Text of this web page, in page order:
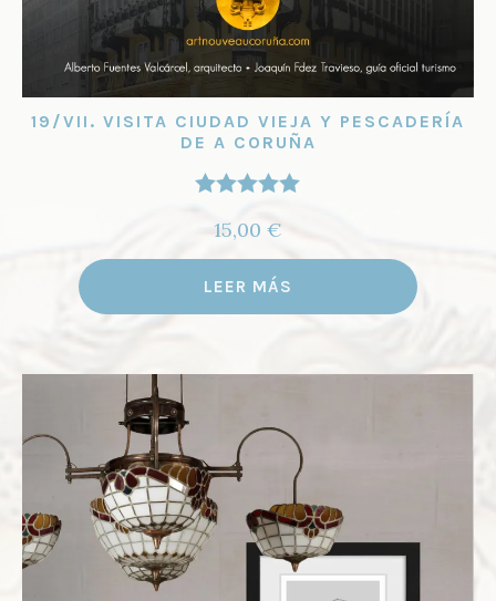
19/VII. VISITA CIUDAD VIEJA Y PESCADERÍA
DE A CORUÑA
con5.00
5
15,00 €
LEER MÁS